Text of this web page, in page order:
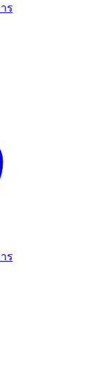
ร
ร